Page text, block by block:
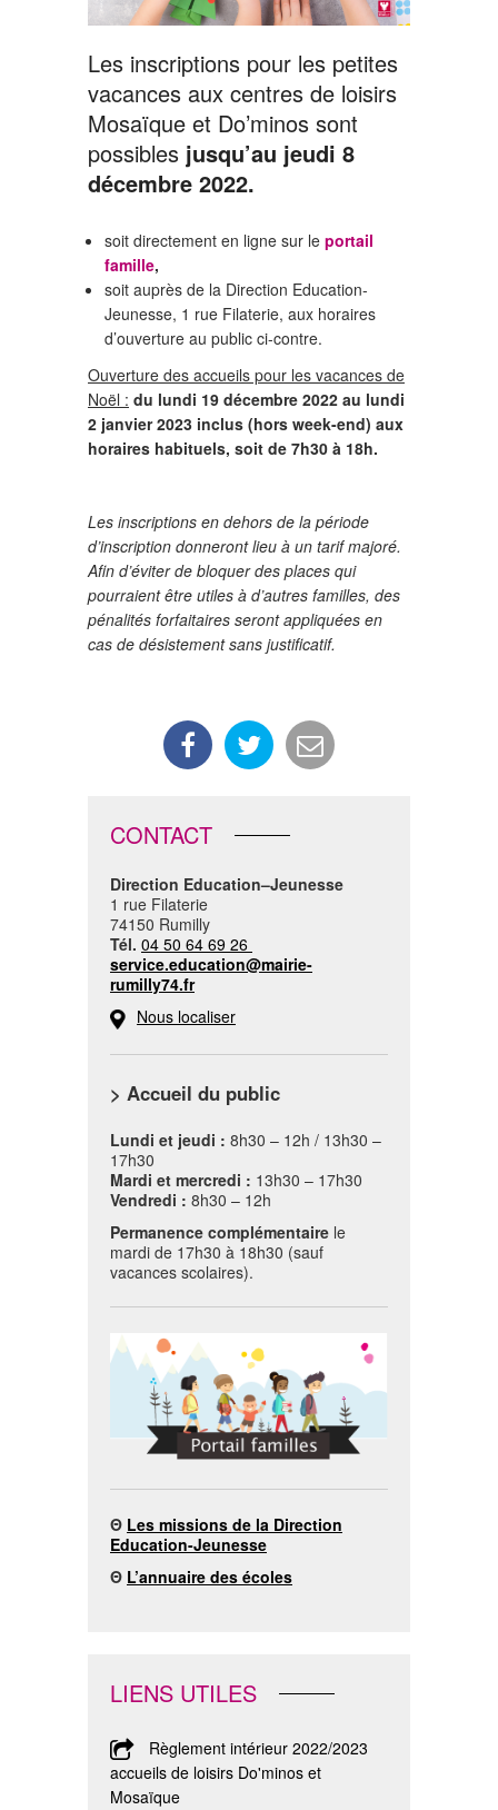
Les inscriptions pour les petites
vacances aux centres de loisirs
Mosaïque et Do’minos sont
possibles jusqu’au jeudi 8
décembre 2022.
soit directement en ligne sur le portail
famille,
soit auprès de la Direction Education-
Jeunesse, 1 rue Filaterie, aux horaires
d’ouverture au public ci-contre.
Ouverture des accueils pour les vacances de
Noël : du lundi 19 décembre 2022 au lundi
2 janvier 2023 inclus (hors week-end) aux
horaires habituels, soit de 7h30 à 18h.
Les inscriptions en dehors de la période
d’inscription donneront lieu à un tarif majoré.
Afin d’éviter de bloquer des places qui
pourraient être utiles à d’autres familles, des
pénalités forfaitaires seront appliquées en
cas de désistement sans justificatif.
CONTACT
Direction Education–Jeunesse
1 rue Filaterie
74150 Rumilly
Tél. 04 50 64 69 26
service.education@mairie-
rumilly74.fr
Nous localiser
> Accueil du public
Lundi et jeudi : 8h30 – 12h / 13h30 –
17h30
Mardi et mercredi : 13h30 – 17h30
Vendredi : 8h30 – 12h
Permanence complémentaire le
mardi de 17h30 à 18h30 (sauf
vacances scolaires).
Θ Les missions de la Direction
Education-Jeunesse
Θ L’annuaire des écoles
LIENS UTILES
Règlement intérieur 2022/2023
accueils de loisirs Do'minos et
Mosaïque